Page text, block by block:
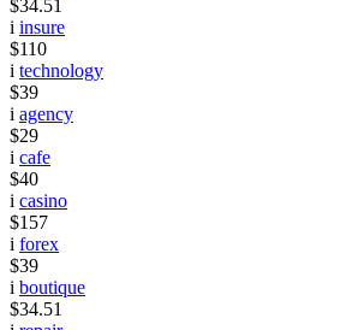
$34.51
i insure
$110
i technology
$39
i agency
$29
i cafe
$40
i casino
$157
i forex
$39
i boutique
$34.51